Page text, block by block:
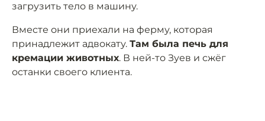
загрузить тело в машину.
Вместе они приехали на ферму, которая
принадлежит адвокату. Там была печь для
кремации животных. В ней-то Зуев и сжёг
останки своего клиента.